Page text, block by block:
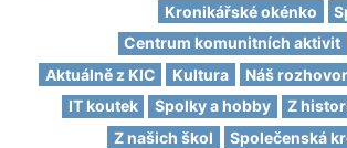
Kronikářské okénko
Centrum komunitních aktivit
Aktuálně z KIC
Kultura Náš rozhovor
IT koutek
Spolky a hobby Z
Z našich škol
Společenská